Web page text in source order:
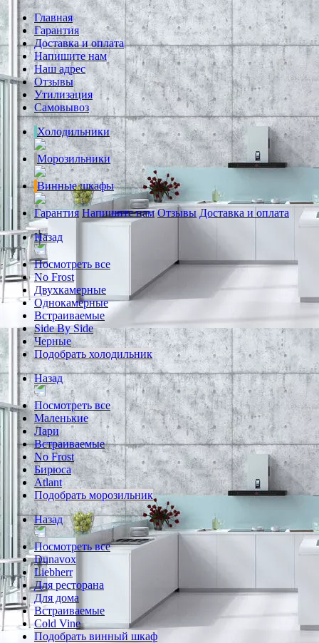
Главная
Гарантия
Доставка и оплата
Напишите нам
Наш адрес
Отзывы
Утилизация
Самовывоз
Холодильники
Морозильники
Винные шкафы
Гарантия Напишите нам Отзывы Доставка и оплата
Назад
Посмотреть все
No Frost
Двухкамерные
Однокамерные
Встраиваемые
Side By Side
Черные
Подобрать холодильник
Назад
Посмотреть все
Маленькие
Лари
Встраиваемые
No Frost
Бирюса
Atlant
Подобрать морозильник
Назад
Посмотреть все
Dunavox
Liebherr
Для ресторана
Для дома
Встраиваемые
Cold Vine
Подобрать винный шкаф